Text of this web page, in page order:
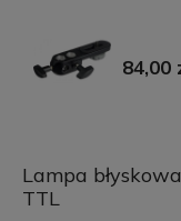
84,00
Lampa
TTL